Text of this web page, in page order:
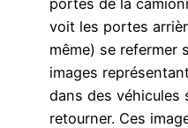
voit les portes
même) se refermer
images
dans des véhicules
retourner. Ces